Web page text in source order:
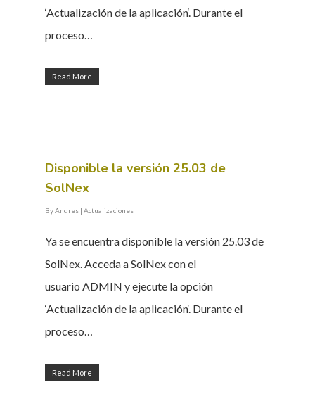
‘Actualización de la aplicación‘. Durante el
proceso…
Read More
Disponible la versión 25.03 de
SolNex
ByAndres | Actualizaciones
Ya se encuentra disponible la versión 25.03 de
SolNex. Acceda a SolNex con el
usuario ADMIN y ejecute la opción
‘Actualización de la aplicación‘. Durante el
proceso…
Read More